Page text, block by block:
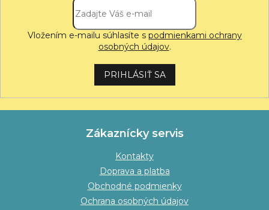
Vložením e-mailu súhlasíte s podmienkami ochrany
osobných údajov.
PRIHLÁSIŤ SA
Zákaznícky servis
Kontakty
Doprava a platba
Obchodné podmienky
Ochrana osobných údajov